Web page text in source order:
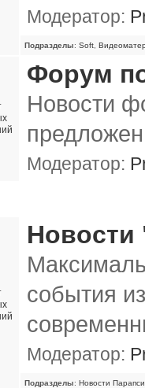
Модератор:
Подразделы: Soft
Форум
Новости
Модератор:
Новости
события
Модератор:
Подразделы: Новости